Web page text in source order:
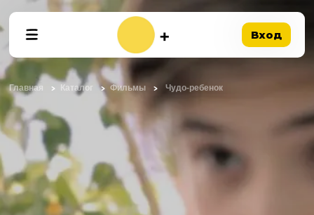
Вход
Главная Каталог Фильмы Чудо-ребенок